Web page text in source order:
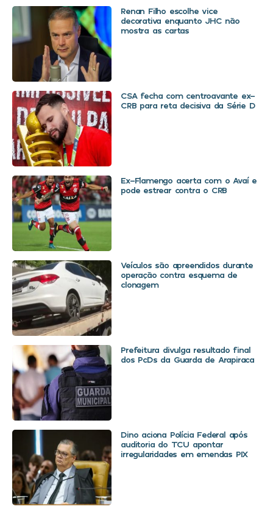
Renan Filho escolhe vice
decorativa enquanto JHC não
mostra as cartas
CSA fecha com centroavante ex-
CRB para reta decisiva da Série D
Ex-Flamengo acerta com o Avaí e
pode estrear contra o CRB
Veículos são apreendidos durante
operação contra esquema de
clonagem
Prefeitura divulga resultado final
dos PcDs da Guarda de Arapiraca
Dino aciona Polícia Federal após
auditoria do TCU apontar
irregularidades em emendas PIX